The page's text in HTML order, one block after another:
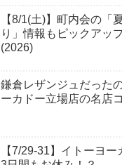
【8/1(土)】町内会の「
り」情報もピックアッ
(2026)
鎌倉レザンジュだった
ーカドー立場店の名店
【7/29-31】イトーヨ